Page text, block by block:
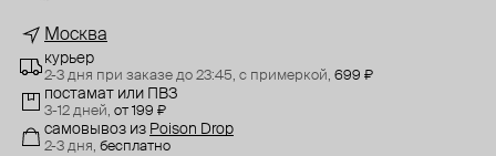
Москва
курьер
2-3 дня при заказе до 23:45, с примеркой, 699 ₽
постамат или ПВЗ
3-12 дней, от 199 ₽
самовывоз из Poison Drop
2-3 дня, бесплатно